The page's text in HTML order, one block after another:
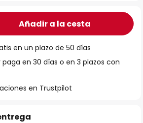
Añadir a la cesta
en un plazo de 50 días
en 30 días o en 3 plazos con
en Trustpilot